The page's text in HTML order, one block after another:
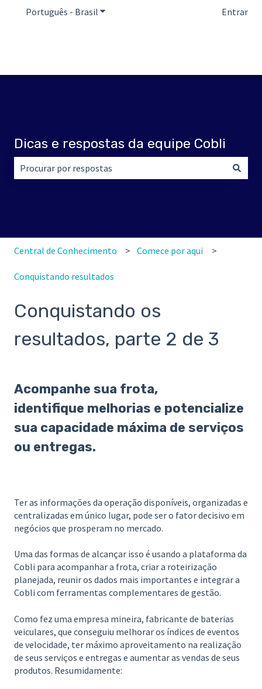
Português - Brasil Mostrar submenu para traduçõesEntrar
Dicas e respostas da equipe Cobli
Central de Conhecimento Comece por aqui
Conquistando resultados
Conquistando os
resultados, parte 2 de 3
Acompanhe sua frota,
identifique melhorias e potencialize
sua capacidade máxima de serviços
ou entregas.
Ter as informações da operação disponíveis, organizadas e
centralizadas em único lugar, pode ser o fator decisivo em
negócios que prosperam no mercado.
Uma das formas de alcançar isso é usando a plataforma da
Cobli para acompanhar a frota, criar a roteirização
planejada, reunir os dados mais importantes e integrar a
Cobli com ferramentas complementares de gestão.
Como fez uma empresa mineira, fabricante de baterias
veiculares, que conseguiu melhorar os índices de eventos
de velocidade, ter máximo aproveitamento na realização
de seus serviços e entregas e aumentar as vendas de seus
produtos. Resumidamente: